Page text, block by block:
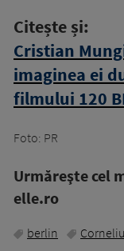
Citește și:
Cristian
imaginea ei
filmului 120
Foto: PR
Urmăreşte cel
elle.ro
berlin